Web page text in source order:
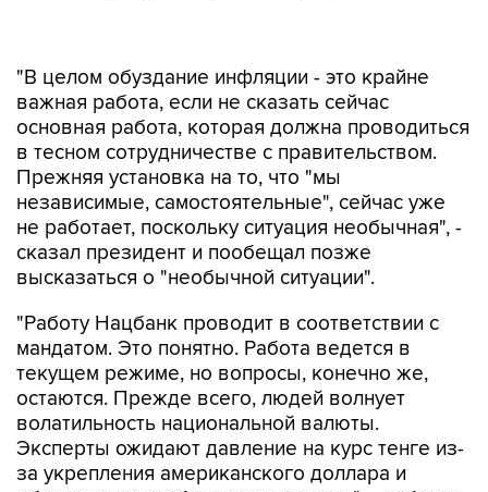
основная работа, которая должна проводиться
в тесном сотрудничестве с правительством.
Прежняя установка на то, что "мы
независимые, самостоятельные", сейчас уже
не работает, поскольку ситуация необычная", -
сказал президент и пообещал позже
высказаться о "необычной ситуации".
"Работу Нацбанк проводит в соответствии с
текущем режиме, но вопросы, конечно же,
остаются. Прежде всего, людей волнует
волатильность национальной валюты.
Эксперты ожидают давление на курс тенге из-
за укрепления американского доллара и
обеспечение стабильности валюты", - добавил
глава государства.